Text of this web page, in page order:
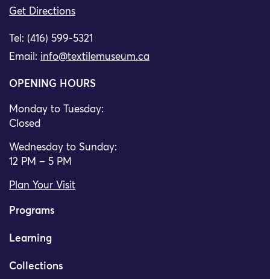
Get Directions
Tel: (416) 599-5321
Email: info@textilemuseum.ca
OPENING HOURS
Monday to Tuesday:
Closed
Wednesday to Sunday:
12 PM – 5 PM
Plan Your Visit
Programs
Learning
Collections